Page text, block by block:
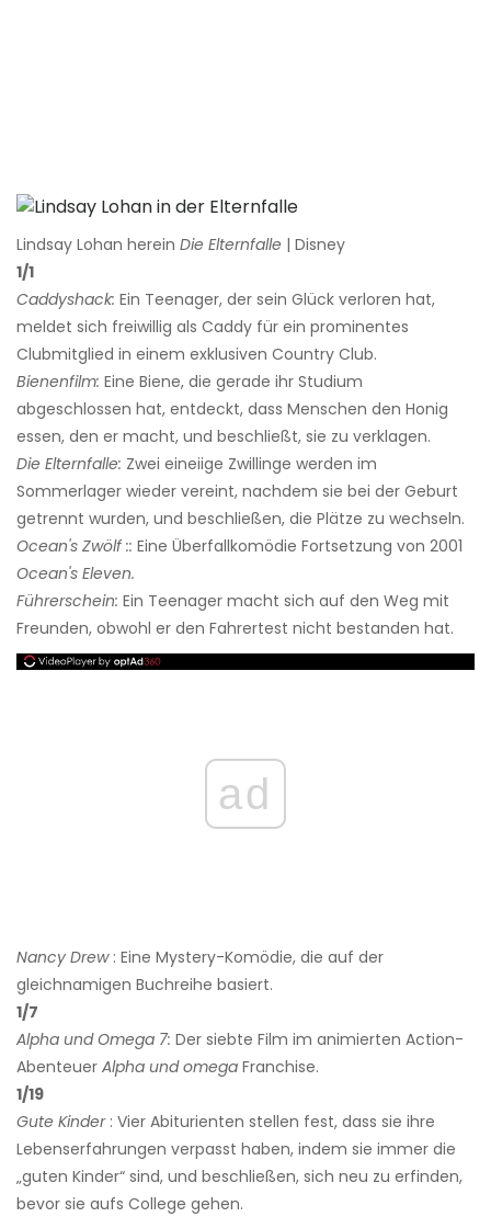
Lindsay Lohan herein Die Elternfalle | Disney
1/1
Caddyshack: Ein Teenager, der sein Glück verloren hat,
meldet sich freiwillig als Caddy für ein prominentes
Clubmitglied in einem exklusiven Country Club.
Bienenfilm: Eine Biene, die gerade ihr Studium
abgeschlossen hat, entdeckt, dass Menschen den Honig
essen, den er macht, und beschließt, sie zu verklagen.
Die Elternfalle: Zwei eineiige Zwillinge werden im
Sommerlager wieder vereint, nachdem sie bei der Geburt
getrennt wurden, und beschließen, die Plätze zu wechseln.
Ocean's Zwölf :: Eine Überfallkomödie Fortsetzung von 2001
Ocean's Eleven.
Führerschein: Ein Teenager macht sich auf den Weg mit
Freunden, obwohl er den Fahrertest nicht bestanden hat.
ad
Nancy Drew: Eine Mystery-Komödie, die auf der
gleichnamigen Buchreihe basiert.
1/7
Alpha und Omega 7: Der siebte Film im animierten Action-
Abenteuer Alpha und omega Franchise.
1/19
Gute Kinder: Vier Abiturienten stellen fest, dass sie ihre
Lebenserfahrungen verpasst haben, indem sie immer die
„guten Kinder“ sind, und beschließen, sich neu zu erfinden,
bevor sie aufs College gehen.